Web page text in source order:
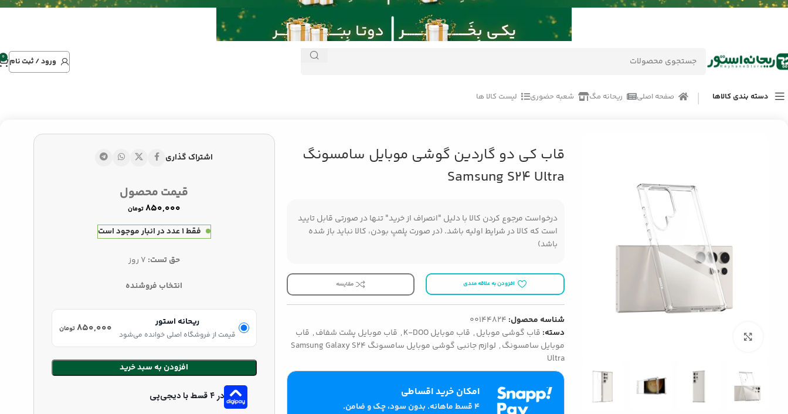
ورود / ثبت نام 0
دسته بندی کالاها صفحه اصلی ریحانه مگ شعبه حضوری لیست کالا ها
قاب گوشی موبایل
قاب کی دو گاردین گوشی موبایل سامسونگ
Samsung S24 Ultra
درخواست مرجوع کردن کالا با دلیل "انصراف از خرید" تنها در صورتی قابل تایید
است که کالا در شرایط اولیه باشد. (در صورت پلمپ بودن، کالا نباید باز شده
باشد)
افزودن به علاقه مندی مقایسه
شناسه محصول: 00144824
دسته: قاب گوشی موبایل, قاب موبایل K-DOO , قاب موبایل پشت شفاف, قاب
موبایل سامسونگ,
لوازم جانبی گوشی موبایل سامسونگ Samsung Galaxy S24
Ultra
امکان خرید اقساطی
۴ قسط ماهانه. بدون سود، چک و ضامن.
اشتراک گذاری
قیمت محصول
تومان
فقط 1 عدد در انبار موجود است
حق تست:
انتخاب فروشنده
ریحانه استور
قیمت از فروشگاه اصلی خوانده می‌شود ۸۵۰,۰۰۰تومان
افزودن به سبد خرید
در ۴ قسط با دیجی‌پی